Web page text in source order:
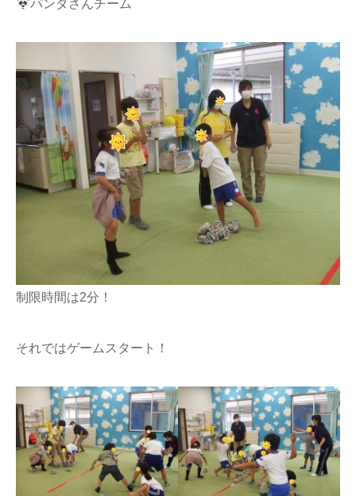
パンダさんチーム
制限時間は2分！
それではゲームスタート！